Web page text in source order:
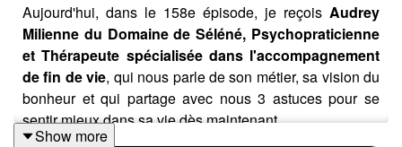
Aujourd'hui, dans le 158e épisode, je reçois Audrey
Milienne du Domaine de Séléné, Psychopraticienne
et Thérapeute spécialisée dans l'accompagnement
de fin de vie, qui nous parle de son métier, sa vision du
bonheur et qui partage avec nous 3 astuces pour se
sentir mieux dans sa vie dès maintenant.
Show more